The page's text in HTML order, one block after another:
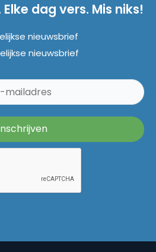
dag vers. Mis niks!
nieuwsbrief
nieuwsbrief